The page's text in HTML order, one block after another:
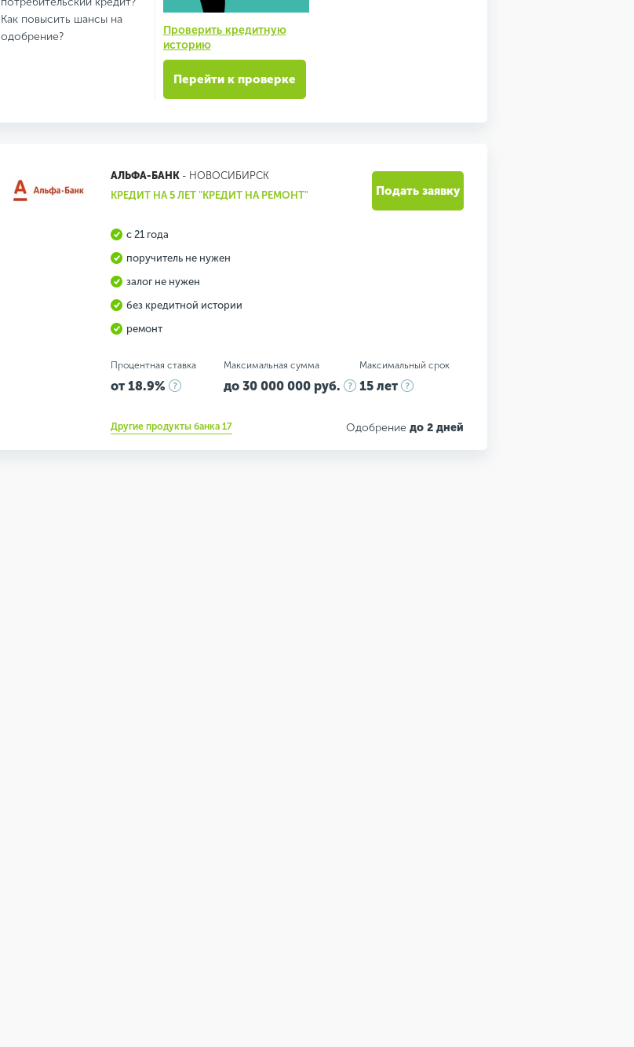
Как повысить шансы на
одобрение?
Проверить кредитную
историю
Перейти к проверке
АЛЬФА-БАНК- НОВОСИБИРСК
КРЕДИТ НА 5 ЛЕТ "КРЕДИТ НА РЕМОНТ"
с 21 года
поручитель не нужен
залог не нужен
без кредитной истории
ремонт
Процентная ставка
от 18.9%
Максимальная сумма
до 30 000 000 руб.
Максимальный срок
15 лет
Другие продукты банка 17 Одобрение до 2 дней
Подать заявку